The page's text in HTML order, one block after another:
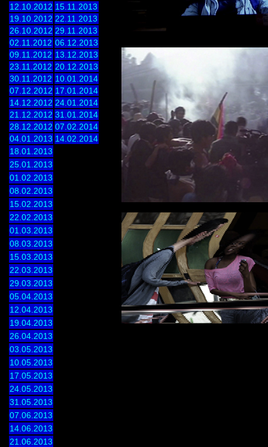
12.10.2012 15.11.2013
19.10.2012 22.11.2013
26.10.2012 29.11.2013
02.11.2012 06.12.2013
09.11.2012 13.12.2013
23.11.2012 20.12.2013
30.11.2012 10.01.2014
07.12.2012 17.01.2014
14.12.2012 24.01.2014
21.12.2012 31.01.2014
28.12.2012 07.02.2014
04.01.2013 14.02.2014
18.01.2013
25.01.2013
01.02.2013
08.02.2013
15.02.2013
22.02.2013
01.03.2013
08.03.2013
15.03.2013
22.03.2013
29.03.2013
05.04.2013
12.04.2013
19.04.2013
26.04.2013
03.05.2013
10.05.2013
17.05.2013
24.05.2013
31.05.2013
07.06.2013
14.06.2013
21.06.2013